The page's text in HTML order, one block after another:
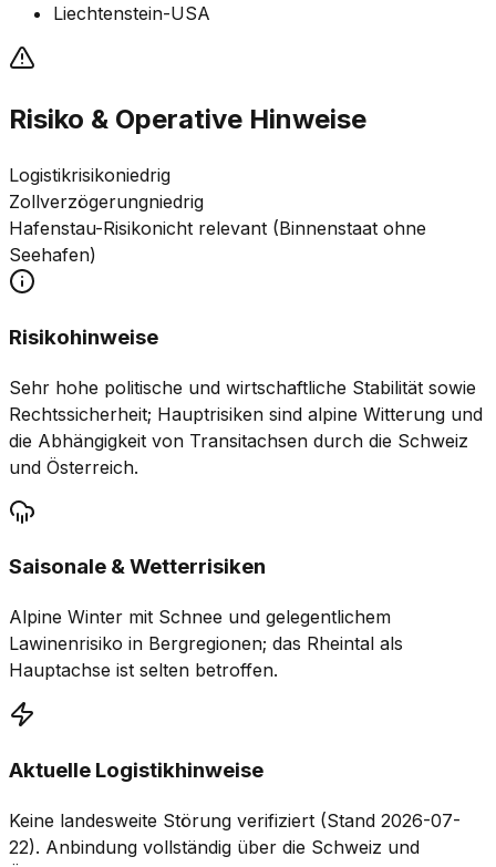
Liechtenstein-USA
Risiko & Operative Hinweise
Logistikrisikoniedrig
Zollverzögerungniedrig
Hafenstau-Risikonicht relevant (Binnenstaat ohne
Seehafen)
Risikohinweise
Sehr hohe politische und wirtschaftliche Stabilität sowie
Rechtssicherheit; Hauptrisiken sind alpine Witterung und
die Abhängigkeit von Transitachsen durch die Schweiz
und Österreich.
Saisonale & Wetterrisiken
Alpine Winter mit Schnee und gelegentlichem
Lawinenrisiko in Bergregionen; das Rheintal als
Hauptachse ist selten betroffen.
Aktuelle Logistikhinweise
Keine landesweite Störung verifiziert (Stand 2026-07-
22). Anbindung vollständig über die Schweiz und